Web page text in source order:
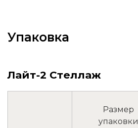
Упаковка
Лайт-2 Стеллаж
Размер
упаковки